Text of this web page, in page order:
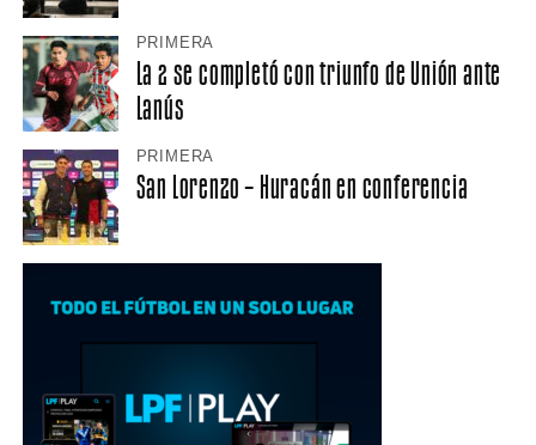
PRIMERA
La 2 se completó con triunfo de Unión ante
Lanús
PRIMERA
San Lorenzo – Huracán en conferencia